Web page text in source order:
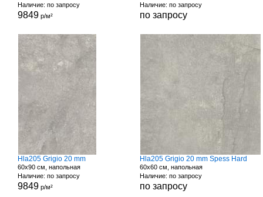
Наличие: по запросу
9849 р/м²
Наличие: по запросу
по запросу
Hla205 Grigio 20 mm
60x90 см, напольная
Наличие: по запросу
9849 р/м²
Hla205 Grigio 20 mm Spess Hard
60x60 см, напольная
Наличие: по запросу
по запросу